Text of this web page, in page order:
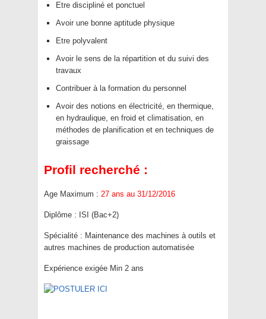
Etre discipliné et ponctuel
Avoir une bonne aptitude physique
Etre polyvalent
Avoir le sens de la répartition et du suivi des
travaux
Contribuer à la formation du personnel
Avoir des notions en électricité, en thermique,
en hydraulique, en froid et climatisation, en
méthodes de planification et en techniques de
graissage
Profil recherché :
Age Maximum : 27 ans au 31/12/2016
Diplôme : ISI (Bac+2)
Spécialité : Maintenance des machines à outils et
autres machines de production automatisée
Expérience exigée Min 2 ans